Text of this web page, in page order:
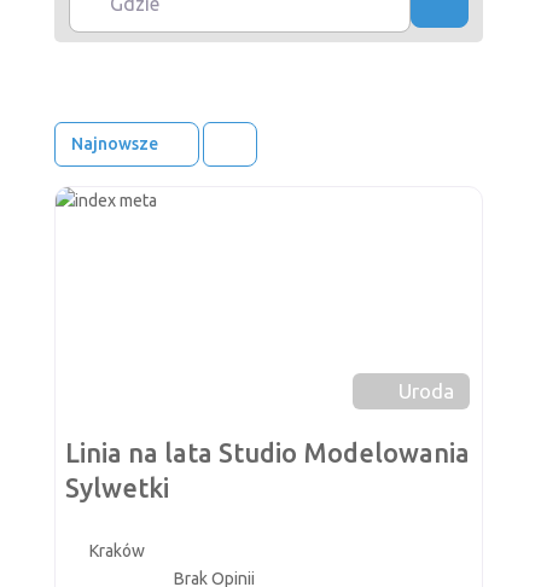
Najnowsze
Uroda
Linia na lata Studio Modelowania
Sylwetki
Kraków
Brak Opinii